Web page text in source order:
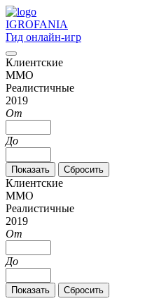
IGROFANIA
Гид онлайн-игр
Клиентские
MMO
Реалистичные
2019
От
До
Клиентские
MMO
Реалистичные
2019
От
До